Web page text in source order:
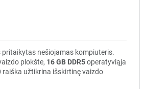
nešiojamas kompiuteris.
plokšte, 16 GB DDR5operatyviąja
raiška užtikrina išskirtinę vaizdo